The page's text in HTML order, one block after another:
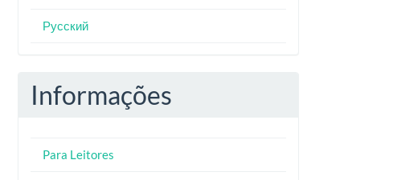
Русский
Informações
Para Leitores